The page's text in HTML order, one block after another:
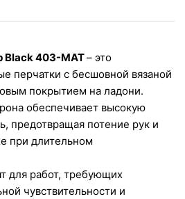
Black 403-MAT – это
перчатки с бесшовной вязаной
покрытием на ладони.
обеспечивает высокую
предотвращая потение рук и
при длительном
для работ, требующих
чувствительности и